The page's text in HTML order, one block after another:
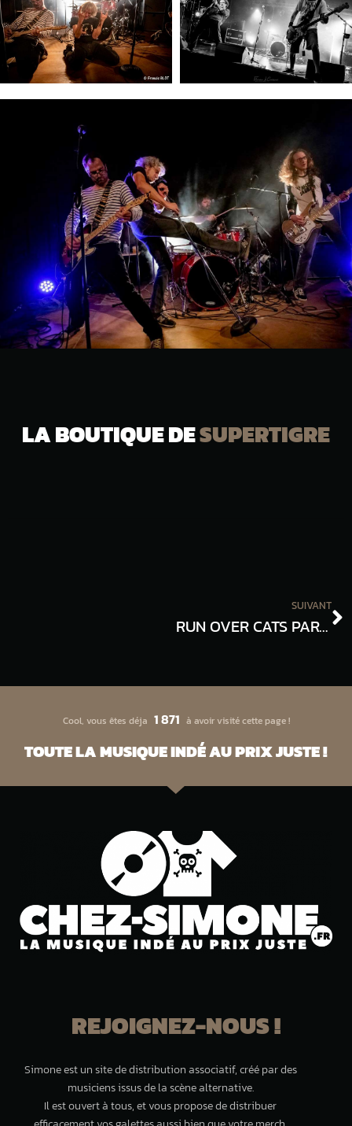
LA BOUTIQUE DESUPERTIGRE
SUIVANT
RUN OVER CATS PARADISE
Cool, vous êtes déja 1 871 à avoir visité cette page !
TOUTE LA MUSIQUE INDÉ AU PRIX JUSTE !
REJOIGNEZ-NOUS !
Simone est un site de distribution associatif, créé par des
musiciens issus de la scène alternative.
Il est ouvert à tous, et vous propose de distribuer